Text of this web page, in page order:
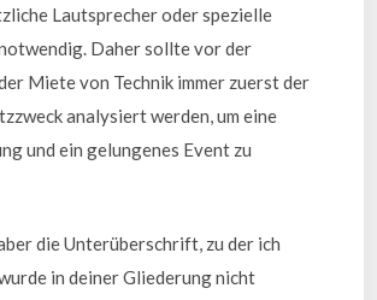
Lautsprecher oder spezielle
Daher sollte vor der
Miete von Technik immer zuerst der
analysiert werden, um eine
und ein gelungenes Event zu
die Unterüberschrift, zu der ich
in deiner Gliederung nicht